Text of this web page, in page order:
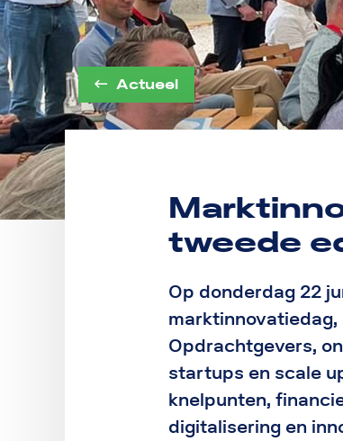
Actueel
tweede
Op donderdag 22
Opdrachtgevers,
startups en scale
knelpunten,
digitalisering en